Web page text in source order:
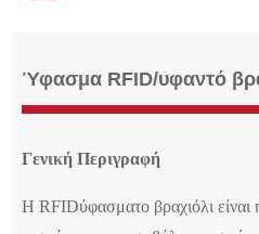
Ύφασμα RFID/υφαντό
Γενική Περιγραφή
Η RFIDύφασματο βραχιόλι είναι